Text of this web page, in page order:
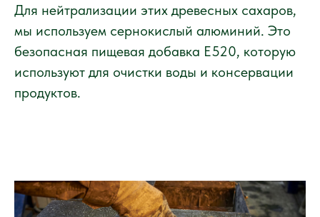
Для нейтрализации этих древесных сахаров,
мы используем сернокислый алюминий. Это
безопасная пищевая добавка Е520, которую
используют для очистки воды и консервации
продуктов.